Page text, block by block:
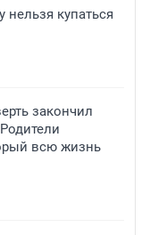
нельзя купаться
закончил
всю жизнь